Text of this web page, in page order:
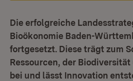
Die erfolgreiche
Bioökonomie Baden-
fortgesetzt. Diese trägt zum
Ressourcen, der
bei und lässt Innovation